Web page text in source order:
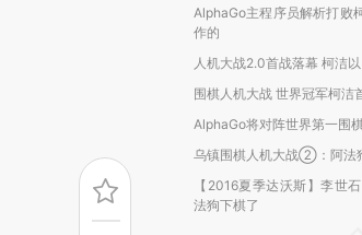
AlphaGo主程序员解析打败
作的
人机大战2.0首战落幕 柯洁
围棋人机大战 世界冠军柯洁
AlphaGo将对阵世界第一围
乌镇围棋人机大战②：阿法
【2016夏季达沃斯】李世
法狗下棋了